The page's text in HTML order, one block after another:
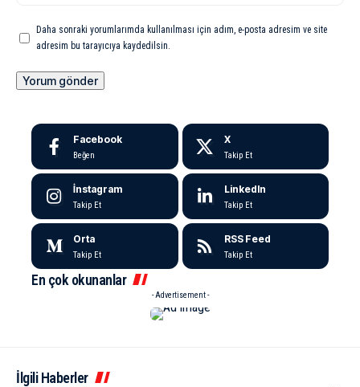
Daha sonraki yorumlarımda kullanılması için adım, e-posta adresim ve site
adresim bu tarayıcıya kaydedilsin.
Facebook
Beğen
X
Takip Et
İnstagram
Takip Et
LinkedIn
Takip Et
Orta
Takip Et
RSS Feed
Takip Et
En çok okunanlar
- Advertisement -
İlgili Haberler